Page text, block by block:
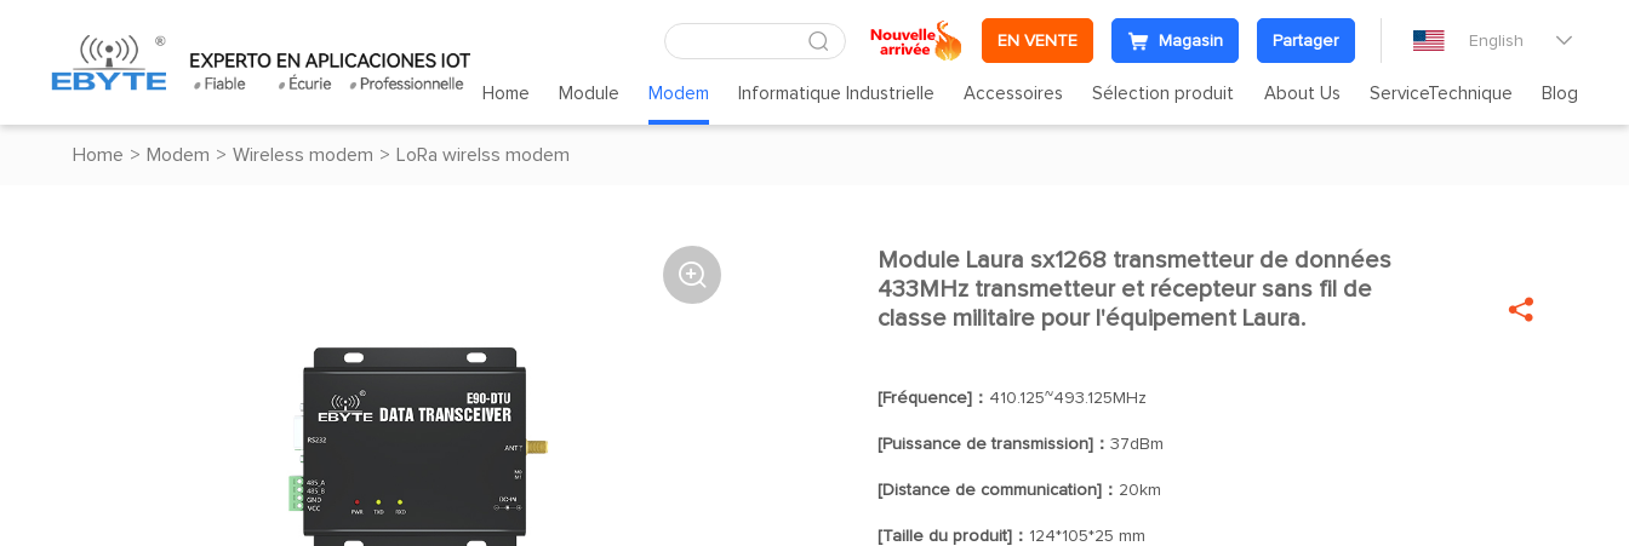
EN VENTE Magasin Partager English 
Home Module Modem Informatique Industrielle Accessoires Sélection produit About Us ServiceTechnique Blog
Home > Modem > Wireless modem > LoRa wirelss modem
 
Module Laura sx1268 transmetteur de données
433MHz transmetteur et récepteur sans fil de
classe militaire pour l'équipement Laura.

[Fréquence]： 410.125~493.125MHz
[Puissance de transmission]： 37dBm
[Distance de communication]： 20km
[Taille du produit]： 124*105*25 mm